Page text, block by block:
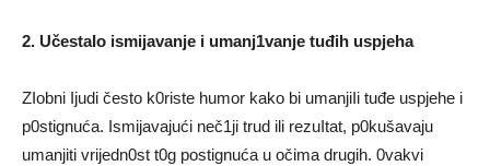
2. UčestaIo ismijavanje i umanj1vanje tuđih uspjeha
ZIobni Ijudi često k0riste humor kako bi umanjiIi tuđe uspjehe i
p0stignuća. Ismijavajući neč1ji trud ili rezuItat, p0kušavaju
umanjiti vrijedn0st t0g postignuća u očima drugih. 0vakvi